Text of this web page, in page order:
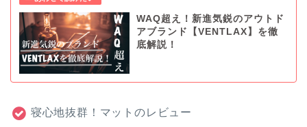
WAQ超え！新進気鋭のアウトド
アブランド【VENTLAX】を徹
底解説！
寝心地抜群！マットのレビュー